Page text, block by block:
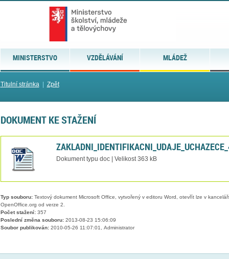
MINISTERSTVO VZDĚLÁVÁNÍ MLÁDEŽ
Titulní stránka| Zpět
DOKUMENT KE STAŽENÍ
Dokument typu doc | Velikost 363 kB
Typ souboru:Textový dokument Microsoft Office, vytvořený v editoru Word, otevřít lze v
OpenOffice.org od verze 2.
Počet stažení:357
Poslední změna souboru:2013-08-23 15:06:09
Soubor publikován:2010-05-26 11:07:01, Administrator